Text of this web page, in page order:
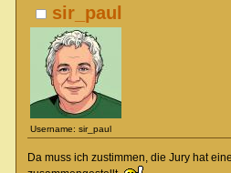
sir_paul
Username: sir_paul
Da muss ich zustimmen, die Jury hat